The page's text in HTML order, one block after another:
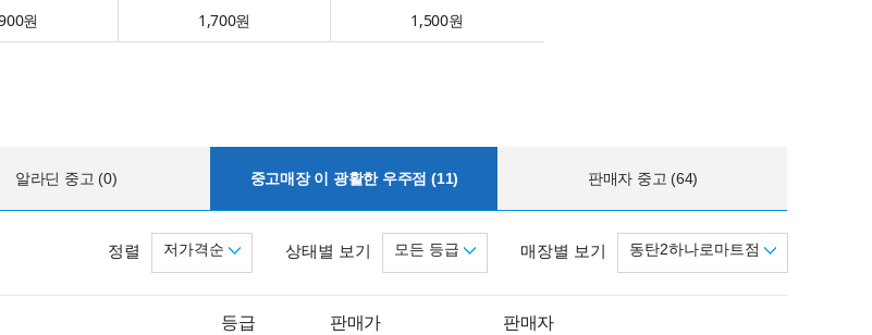
원 1,700원 1,500원
알라딘 중고 (0) 중고매장 이 광활한 우주점 (11) 판매자 중고 (64)
매장별 보기 동탄2하나로마트점
상태별 보기 모든 등급
정렬 저가격순
등급 판매가 판매자